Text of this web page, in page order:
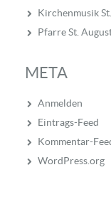
Kirchenmusik
Pfarre St.
META
Anmelden
Eintrags-Feed
Kommentar-
WordPress.org